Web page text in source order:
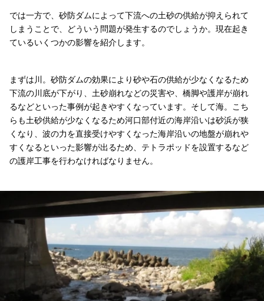
では一方で、砂防ダムによって下流への土砂の供給が抑えられて
しまうことで、どういう問題が発生するのでしょうか。現在起き
ているいくつかの影響を紹介します。
まずは川。砂防ダムの効果により砂や石の供給が少なくなるため
下流の川底が下がり、土砂崩れなどの災害や、橋脚や護岸が崩れ
るなどといった事例が起きやすくなっています。そして海。こち
らも土砂供給が少なくなるため河口部付近の海岸沿いは砂浜が狭
くなり、波の力を直接受けやすくなった海岸沿いの地盤が崩れや
すくなるといった影響が出るため、テトラポッドを設置するなど
の護岸工事を行わなければなりません。